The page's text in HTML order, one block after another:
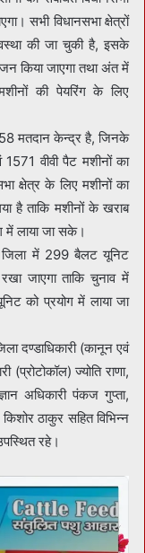
सभी विधानसभा क्षेत्रों
की जा चुकी है, इसके
किया जाएगा तथा अंत में
की पेयरिंग के लिए
मतदान केन्द्र है, जिनके
वीवी पैट मशीनों का
क्षेत्र के लिए मशीनों का
है ताकि मशीनों के खराब
में लाया जा सके।
जिला में 299 बैलट यूनिट
जाएगा ताकि चुनाव में
को प्रयोग में लाया जा
दण्डाधिकारी (कानून एवं
(प्रोटोकॉल) ज्योति राणा,
अधिकारी पंकज गुप्ता,
ठाकुर सहित विभिन्न
रहे।